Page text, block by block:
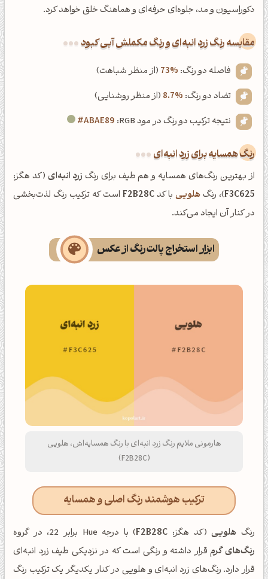
دکوراسیون و مد، جلوه‌ای حرفه‌ای و هماهنگ خلق خواهد کرد.
‌مقایسه رنگ زرد انبه‌ای و رنگ مکملش آبی کبود
فاصله دو رنگ: 73% (از منظر شباهت)
تضاد دو رنگ: 8.7% (از منظر روشنایی)
نتیجه ترکیب دو رنگ در مود RGB:
#ABAE89
رنگ همسایه برای زرد انبه‌ای
از بهترین رنگ‌های همسایه و هم طیف برای رنگ زرد انبه‌ای (کد هگز:
F3C625)، رنگهلویی با کدF2B28C است که ترکیب رنگ لذت‌بخشی
در کنار آن ایجاد می‌کند.
ابزار استخراج پالت رنگ از عکس
هارمونی ملایم رنگ زرد انبه‌ای با رنگ همسایه‌اش، هلویی
(F2B28C)
ترکیب هوشمند رنگ اصلی و همسایه
رنگ هلویی(کد هگز: F2B28C) با درجه Hue برابر 22، در گروه
رنگ‌های گرمقرار داشته و رنگی است که در نزدیکی طیف زرد انبه‌ای
قرار دارد. رنگ‌های زرد انبه‌ای و هلویی در کنار یکدیگر یک ترکیب رنگ